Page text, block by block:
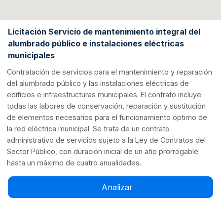
Licitación Servicio de mantenimiento integral del
alumbrado público e instalaciones eléctricas
municipales
Contratación de servicios para el mantenimiento y reparación
del alumbrado público y las instalaciones eléctricas de
edificios e infraestructuras municipales. El contrato incluye
todas las labores de conservación, reparación y sustitución
de elementos necesarios para el funcionamiento óptimo de
la red eléctrica municipal. Se trata de un contrato
administrativo de servicios sujeto a la Ley de Contratos del
Sector Público, con duración inicial de un año prorrogable
hasta un máximo de cuatro anualidades.
Analizar